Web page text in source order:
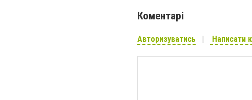
Коментарі
Авторизуватись Написати